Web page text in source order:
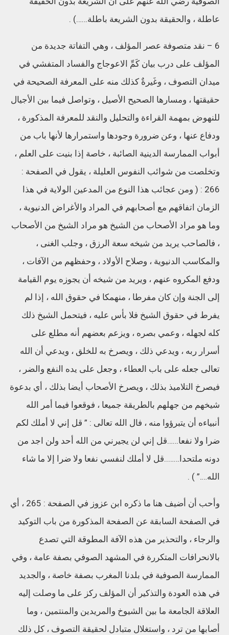
عاطلة ، والحقيقة بدون الشريعة باطلة……) .
6 – نقد متصوفة عصر المؤلف ، وهي التفاتة جديدة من
المؤلف على درب بيان كَمِّ الاعوجاج والفساد المتفشي في
ميدان التصوف ، وغَيرةٌ كذلك منه على المعرفة الصحيحة في
حقيقتها ، ومسارها الصحيح الأصيل ، وتواصل فيما بين الأجيال
للنهوض بمهمة القراءة والتحليل والنقد للمعرفة المذكورة ،
ودفاع عنها ، وعن ضرورة وجودها واستمرارها لأنها باب من
أبواب الممارسة الدينية الصائبة ، خاصة إذا بنيت على العلم ،
وتخلصت من شوائب النفوس العليلة ، يقول في الصفحة :
266 : ( ومن عجائب هذا النوع من المدعين الولاية في هذا
الزمان اتفاقهم مع أصحابهم في المراد والأغراض الدنيوية ،
وما هو مراد الأصحاب من الشيخ هو مراد الشيخ من الأصحاب
، فالصاحب يريد من شيخه سعة الرزق ، وجلب الغنى ،
والمكاسب الدنيوية ، وصلاح الأولاد ، وحفظهم من الآفات ،
ودفع المكروه عنهم ، ويريد من شيخه أن يجوزه يوم القيامة
إلى الجنة وإن كان مفرطا ، منهمكا في حقوق الله ، إذا لم
يفرط في حقوق الشيخ فلا بأس عليه ، فيتحمل الشيخ ذلك
كله لجهله ، وعمي بصره ، ويزعم بعضهم أنه مطلع على
أسرار ربه ، ويدعي ذلك ، ويصرخ به للخلق ، ويدعي أن الله
تعالى جعله على باب العطاء ، وجعل على يده النفع والضر ،
فيصرخ التلاميذ بذلك ، ويصرخ الأصحاب أيضا بذلك ، أي بدعوة
شيخهم من جهلهم بالطريقة جميعا ، فوقعوا فيما أمر الله
أنبياءه أن يتبرؤوا منه ، فال الله تعالى : ” قل إني لا أملك لكم
ضرا ولا نفعا……قل إني لن يجيرني من الله أحد ولن اجد من
دونه ملتحدا……..قل لا أملك لنفسي نفعا ولا ضرا إلا ما شاء
الله….” ) .
وأحب أن أضيف هنا ما ذكره ابن عزوز في الصفحة : 265 ، أي
في الصفحة السابقة عن الصفحة المذكورة من باب التوكيد
والرجاء ، والتحذير من هذه الآفة المطوقة التي تصدع
بالانحرافات المتكررة في المشهد الصوفي بصفة عامة ، وفي
الممارسة الصوفية في بلدنا المغرب بصفة خاصة ، والجديد
في هذه العودة والتذكير أن المؤلف ركز على ما وصلت إليه
العلاقة الجامعة ما بين الشيوخ والمريدين والمنتمين ، وما
أصابها من ترد ، واستغلال متبادل لحقيقة التصوف ، كل ذلك